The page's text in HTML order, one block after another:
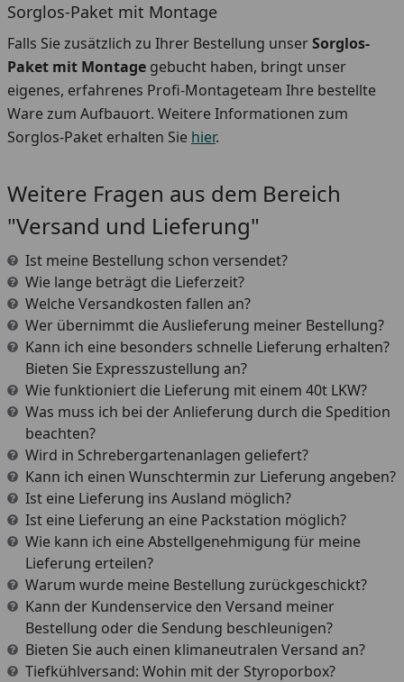
Sorglos-Paket mit Montage
Falls Sie zusätzlich zu Ihrer Bestellung unserSorglos-
Paket mit Montage gebucht haben, bringt unser
eigenes, erfahrenes Profi-Montageteam Ihre bestellte
Ware zum Aufbauort. Weitere Informationen zum
Sorglos-Paket erhalten Sie hier.
Weitere Fragen aus dem Bereich
"Versand und Lieferung"
Ist meine Bestellung schon versendet?
Wie lange beträgt die Lieferzeit?
Welche Versandkosten fallen an?
Wer übernimmt die Auslieferung meiner Bestellung?
Kann ich eine besonders schnelle Lieferung erhalten?
Bieten Sie Expresszustellung an?
Wie funktioniert die Lieferung mit einem 40t LKW?
Was muss ich bei der Anlieferung durch die Spedition
beachten?
Wird in Schrebergartenanlagen geliefert?
Kann ich einen Wunschtermin zur Lieferung angeben?
Ist eine Lieferung ins Ausland möglich?
Ist eine Lieferung an eine Packstation möglich?
Wie kann ich eine Abstellgenehmigung für meine
Lieferung erteilen?
Warum wurde meine Bestellung zurückgeschickt?
Kann der Kundenservice den Versand meiner
Bestellung oder die Sendung beschleunigen?
Bieten Sie auch einen klimaneutralen Versand an?
Tiefkühlversand: Wohin mit der Styroporbox?